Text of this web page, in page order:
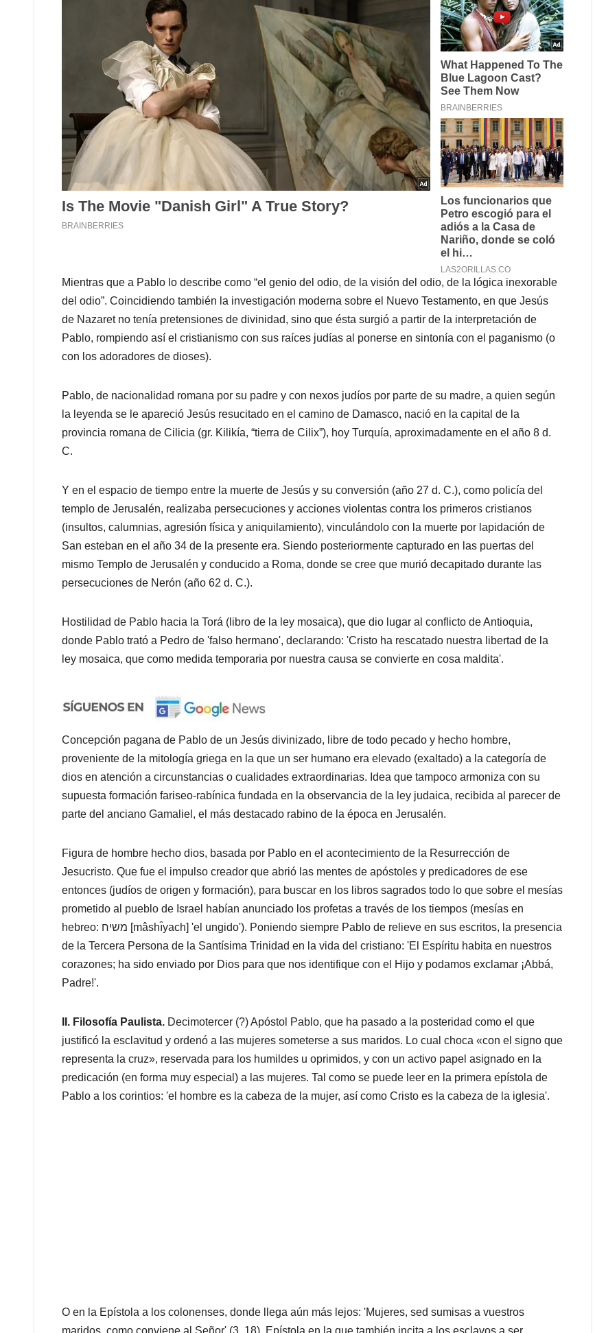
Mientras que a Pablo lo describe como “el genio del odio, de la visión del odio, de la lógica inexorable
del odio”. Coincidiendo también la investigación moderna sobre el Nuevo Testamento, en que Jesús
de Nazaret no tenía pretensiones de divinidad, sino que ésta surgió a partir de la interpretación de
Pablo, rompiendo así el cristianismo con sus raíces judías al ponerse en sintonía con el paganismo (o
con los adoradores de dioses).
Pablo, de nacionalidad romana por su padre y con nexos judíos por parte de su madre, a quien según
la leyenda se le apareció Jesús resucitado en el camino de Damasco, nació en la capital de la
provincia romana de Cilicia (gr. Kilikía, “tierra de Cilix”), hoy Turquía, aproximadamente en el año 8 d.
C.
Y en el espacio de tiempo entre la muerte de Jesús y su conversión (año 27 d. C.), como policía del
templo de Jerusalén, realizaba persecuciones y acciones violentas contra los primeros cristianos
(insultos, calumnias, agresión física y aniquilamiento), vinculándolo con la muerte por lapidación de
San esteban en el año 34 de la presente era. Siendo posteriormente capturado en las puertas del
mismo Templo de Jerusalén y conducido a Roma, donde se cree que murió decapitado durante las
persecuciones de Nerón (año 62 d. C.).
Hostilidad de Pablo hacia la Torá (libro de la ley mosaica), que dio lugar al conflicto de Antioquia,
donde Pablo trató a Pedro de 'falso hermano', declarando: 'Cristo ha rescatado nuestra libertad de la
ley mosaica, que como medida temporaria por nuestra causa se convierte en cosa maldita'.
Concepción pagana de Pablo de un Jesús divinizado, libre de todo pecado y hecho hombre,
proveniente de la mitología griega en la que un ser humano era elevado (exaltado) a la categoría de
dios en atención a circunstancias o cualidades extraordinarias. Idea que tampoco armoniza con su
supuesta formación fariseo-rabínica fundada en la observancia de la ley judaica, recibida al parecer de
parte del anciano Gamaliel, el más destacado rabino de la época en Jerusalén.
Figura de hombre hecho dios, basada por Pablo en el acontecimiento de la Resurrección de
Jesucristo. Que fue el impulso creador que abrió las mentes de apóstoles y predicadores de ese
entonces (judíos de origen y formación), para buscar en los libros sagrados todo lo que sobre el mesías
prometido al pueblo de Israel habían anunciado los profetas a través de los tiempos (mesías en
hebreo: משיח [mâshı̂yach] 'el ungido'). Poniendo siempre Pablo de relieve en sus escritos, la presencia
de la Tercera Persona de la Santísima Trinidad en la vida del cristiano: 'El Espíritu habita en nuestros
corazones; ha sido enviado por Dios para que nos identifique con el Hijo y podamos exclamar ¡Abbá,
Padre!'.
II. Filosofía Paulista. Decimotercer (?) Apóstol Pablo, que ha pasado a la posteridad como el que
justificó la esclavitud y ordenó a las mujeres someterse a sus maridos. Lo cual choca «con el signo que
representa la cruz», reservada para los humildes u oprimidos, y con un activo papel asignado en la
predicación (en forma muy especial) a las mujeres. Tal como se puede leer en la primera epístola de
Pablo a los corintios: 'el hombre es la cabeza de la mujer, así como Cristo es la cabeza de la iglesia'.
O en la Epístola a los colonenses, donde llega aún más lejos: 'Mujeres, sed sumisas a vuestros